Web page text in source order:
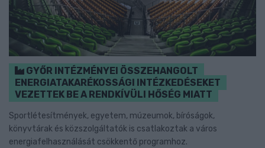
GYŐR INTÉZMÉNYEI ÖSSZEHANGOLT
ENERGIATAKARÉKOSSÁGI INTÉZKEDÉSEKET
VEZETTEK BE A RENDKÍVÜLI HŐSÉG MIATT
Sportlétesítmények, egyetem, múzeumok, bíróságok,
könyvtárak és közszolgáltatók is csatlakoztak a város
energiafelhasználását csökkentő programhoz.